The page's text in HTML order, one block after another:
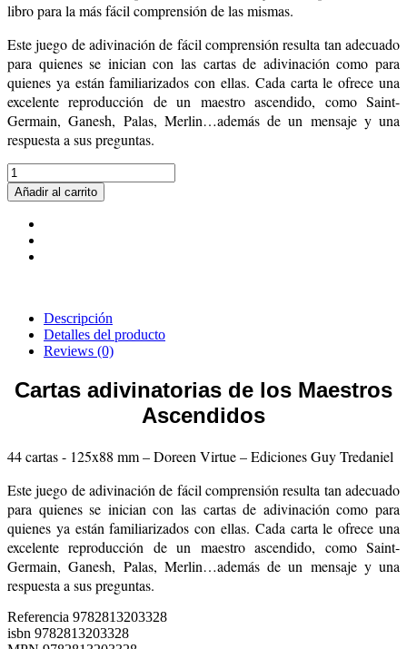
libro para la más fácil comprensión de las mismas.
Este juego de adivinación de fácil comprensión resulta tan adecuado
para quienes se inician con las cartas de adivinación como para
quienes ya están familiarizados con ellas. Cada carta le ofrece una
excelente reproducción de un maestro ascendido, como Saint-
Germain, Ganesh, Palas, Merlin…además de un mensaje y una
respuesta a sus preguntas.
Añadir al carrito
Descripción
Detalles del producto
Reviews (0)
Cartas adivinatorias de los Maestros
Ascendidos
44 cartas - 125x88 mm – Doreen Virtue – Ediciones Guy Tredaniel
Este juego de adivinación de fácil comprensión resulta tan adecuado
para quienes se inician con las cartas de adivinación como para
quienes ya están familiarizados con ellas. Cada carta le ofrece una
excelente reproducción de un maestro ascendido, como Saint-
Germain, Ganesh, Palas, Merlin…además de un mensaje y una
respuesta a sus preguntas.
Referencia 9782813203328
isbn 9782813203328